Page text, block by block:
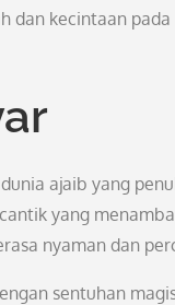
dan kecintaan
ajaib yang
yang
nyaman dan
sentuhan